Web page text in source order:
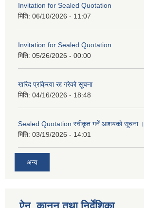
Invitation for Sealed Quotation
मिति: 06/10/2026 - 11:07
Invitation for Sealed Quotation
मिति: 05/26/2026 - 00:00
खरिद प्रक्रिया रद्द गरेको सूचना
मिति: 04/16/2026 - 18:48
Sealed Quotation स्वीकृत गर्ने आशयको सूचना ।
मिति: 03/19/2026 - 14:01
अन्य